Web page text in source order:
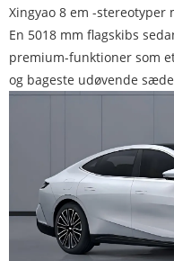
Xingyao 8 em -stereotyper
En 5018 mm flagskibs
premium-funktioner som
og bageste udøvende